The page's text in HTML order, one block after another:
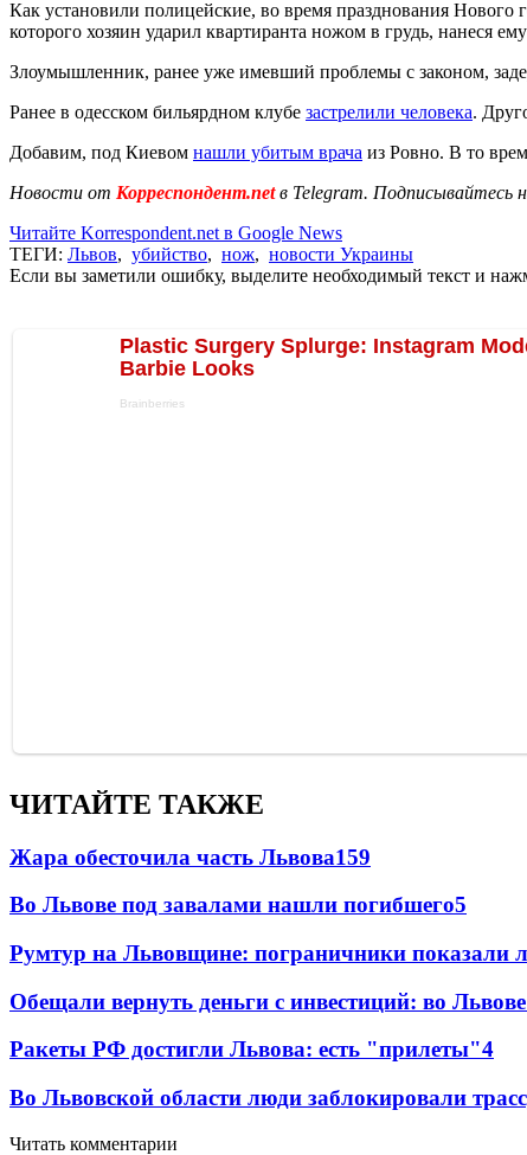
Как установили полицейские, во время празднования
которого хозяин ударил квартиранта ножом в грудь, нанеся
Злоумышленник, ранее уже имевший проблемы с законом,
Ранее в одесском бильярдном клубе застрелили человека.
Добавим, под Киевом нашли убитым врача из Ровно. В то
Новости от Корреспондент.netв Telegram. Подписывайтесь
Читайте Korrespondent.net в Google News
ТЕГИ: Львов, убийство, нож, новости Украины
Если вы заметили ошибку, выделите необходимый текст и
ЧИТАЙТЕ ТАКЖЕ
Жара обесточила часть Львова159
Во Львове под завалами нашли погибшего5
Румтур на Львовщине: пограничники показали
Обещали вернуть деньги с инвестиций: во
Ракеты РФ достигли Львова: есть "прилеты"4
Во Львовской области люди заблокировали
Читать комментарии